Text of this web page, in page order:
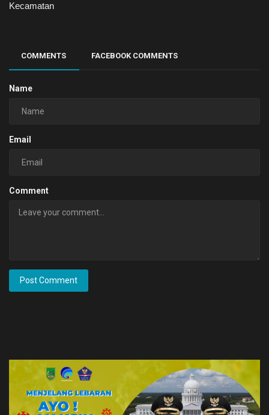
Kecamatan
COMMENTS FACEBOOK COMMENTS
Name
Email
Comment
Post Comment